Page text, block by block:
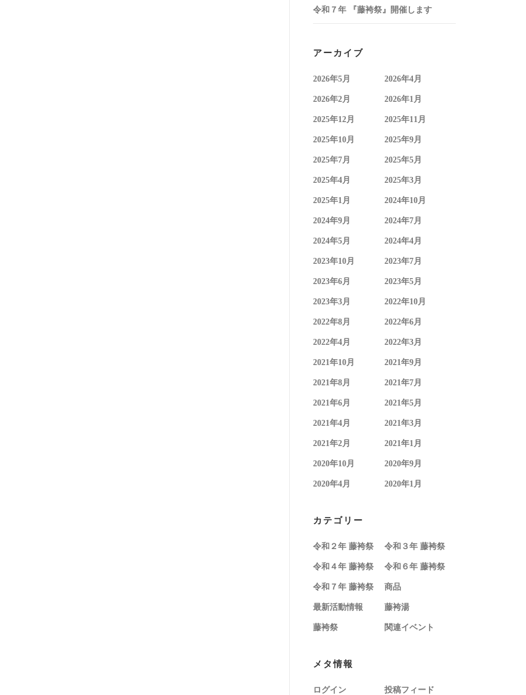
令和７年 『藤袴祭』開催します
アーカイブ
2026年5月 2026年4月
2026年2月 2026年1月
2025年12月 2025年11月
2025年10月 2025年9月
2025年7月 2025年5月
2025年4月 2025年3月
2025年1月 2024年10月
2024年9月 2024年7月
2024年5月 2024年4月
2023年10月 2023年7月
2023年6月 2023年5月
2023年3月 2022年10月
2022年8月 2022年6月
2022年4月 2022年3月
2021年10月 2021年9月
2021年8月 2021年7月
2021年6月 2021年5月
2021年4月 2021年3月
2021年2月 2021年1月
2020年10月 2020年9月
2020年4月 2020年1月
カテゴリー
令和２年 藤袴祭 令和３年 藤袴祭
令和４年 藤袴祭 令和６年 藤袴祭
令和７年 藤袴祭 商品
最新活動情報 藤袴湯
藤袴祭 関連イベント
メタ情報
ログイン 投稿フィード